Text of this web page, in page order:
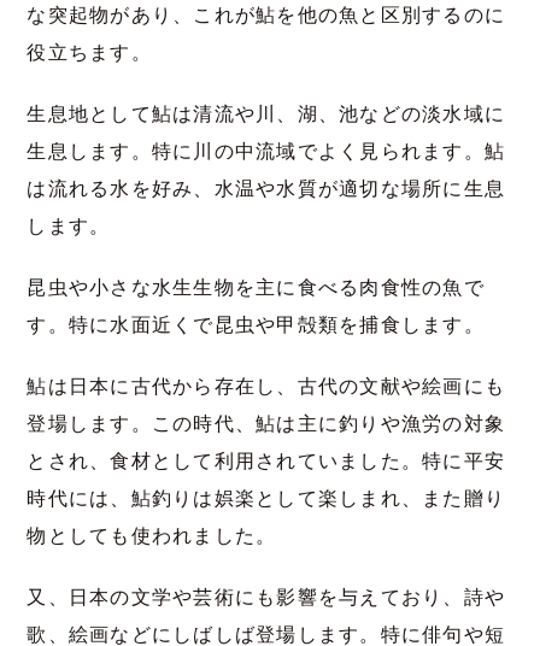
な突起物があり、これが鮎を他の魚と区別するのに
役立ちます。
生息地として鮎は清流や川、湖、池などの淡水域に
生息します。特に川の中流域でよく見られます。鮎
は流れる水を好み、水温や水質が適切な場所に生息
します。
昆虫や小さな水生生物を主に食べる肉食性の魚で
す。特に水面近くで昆虫や甲殻類を捕食します。
鮎は日本に古代から存在し、古代の文献や絵画にも
登場します。この時代、鮎は主に釣りや漁労の対象
とされ、食材として利用されていました。特に平安
時代には、鮎釣りは娯楽として楽しまれ、また贈り
物としても使われました。
又、日本の文学や芸術にも影響を与えており、詩や
歌、絵画などにしばしば登場します。特に俳句や短